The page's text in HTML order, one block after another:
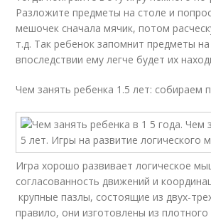
Разложите предметы на столе и
мешочек сначала мячик, потом
т.д. Так ребенок запомнит предметы
впоследствии ему легче будет их
Чем занять ребенка 1.5 лет: собираем
Игра хорошо развивает логическое
согласованность движений и
крупные пазлы, состоящие из двух-
правило, они изготовлены из